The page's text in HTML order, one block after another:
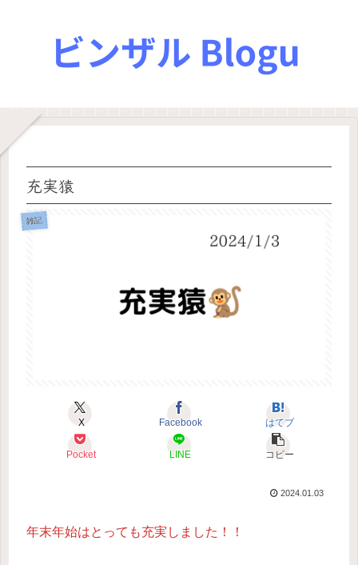
充実猿
雑記
X Facebook はてブ
Pocket LINE コピー
2024.01.03
年末年始はとっても充実しました！！